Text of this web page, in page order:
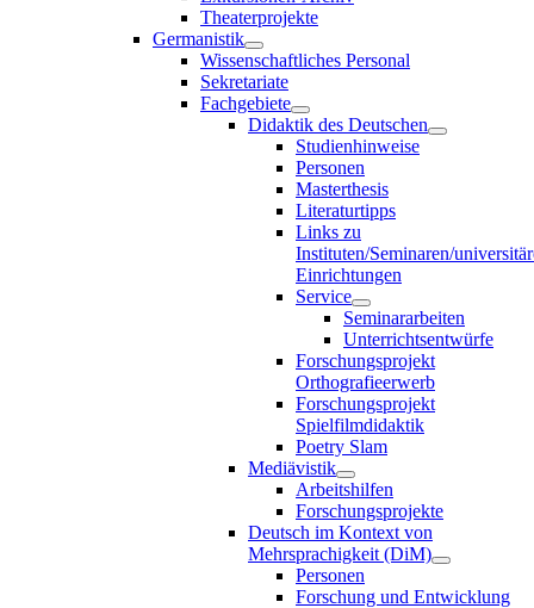
Theaterprojekte
Germanistik
Wissenschaftliches Personal
Sekretariate
Fachgebiete
Didaktik des Deutschen
Studienhinweise
Personen
Masterthesis
Literaturtipps
Links zu
Instituten/Seminaren/
Einrichtungen
Service
Seminararbeiten
Unterrichtsentwürfe
Forschungsprojekt
Orthografieerwerb
Forschungsprojekt
Spielfilmdidaktik
Poetry Slam
Mediävistik
Arbeitshilfen
Forschungsprojekte
Deutsch im Kontext von
Mehrsprachigkeit (DiM)
Personen
Forschung und Entwicklung